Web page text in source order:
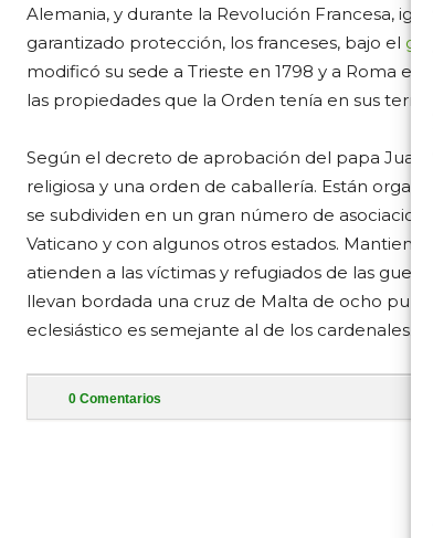
Alemania, y durante la Revolución Francesa,
garantizado protección, los franceses, bajo el
modificó su sede a Trieste en 1798 y a Roma
las propiedades que la Orden tenía en sus
Según el decreto de aprobación del papa Juan
religiosa y una orden de caballería. Están
se subdividen en un gran número de
Vaticano y con algunos otros estados.
atienden a las víctimas y refugiados de las
llevan bordada una cruz de Malta de ocho
eclesiástico es semejante al de los cardenales.
0 Comentarios